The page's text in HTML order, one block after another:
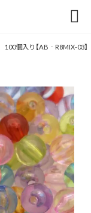

個入り【AB‐R8MIX-03】